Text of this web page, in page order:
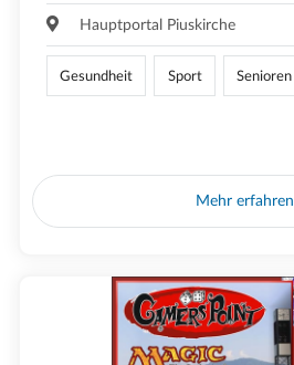
Hauptportal Piuskirche
Gesundheit Sport Senioren
Mehr erfahren